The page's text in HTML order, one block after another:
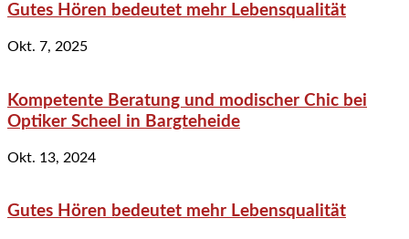
Gutes Hören bedeutet mehr Lebensqualität
Okt. 7, 2025
Kompetente Beratung und modischer Chic bei
Optiker Scheel in Bargteheide
Okt. 13, 2024
Gutes Hören bedeutet mehr Lebensqualität